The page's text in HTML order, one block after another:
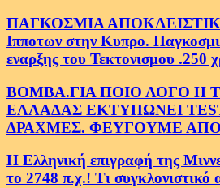
ΠΑΓΚΟΣΜΙΑ
Ιπποτων στην Κυπρο.
εναρξης του Τεκτονισμου .250
ΒΟΜΒΑ.ΓΙΑ ΠΟΙΟ ΛΟΓΟ Η
ΕΛΛΑΔΑΣ ΕΚΤΥΠΩΝΕΙ
ΔΡΑΧΜΕΣ. ΦΕΥΓΟΥΜΕ
Η Ελληνική επιγραφή της
το 2748 π.χ.! Τι συγκλονιστικό